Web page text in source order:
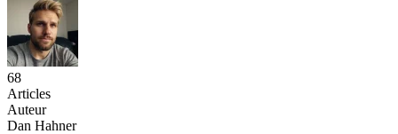
68
Articles
Auteur
Dan Hahner